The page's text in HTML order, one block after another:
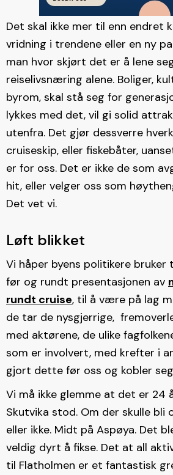
Det skal ikke mer til enn endret
vridning i trendene eller en ny
man hvor skjørt det er å lene
reiselivsnæring alene. Boliger,
byrom, skal stå seg for
lykkes med det, vil gi solid
utenfra. Det gjør dessverre
cruiseskip, eller fiskebåter,
er for oss. Det er ikke de som
hit, eller velger oss som
Det vet vi.
Løft blikket
Vi håper byens politikere
før og rundt presentasjonen av
rundt cruise, til å være på lag
de tar de nysgjerrige,
med aktørene, de ulike
som er involvert, med krefter i
gjort dette før oss og kobler
Vi må ikke glemme at det er 24
Skutvika stod. Om der skulle bli
eller ikke. Midt på Aspøya. Det
veldig dyrt å fikse. Det at all
til Flatholmen er et fantastisk